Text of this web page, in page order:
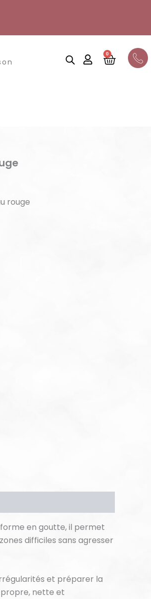
0
Panier
rouge
en goutte, il permet
difficiles sans agresser
et préparer la
nette et